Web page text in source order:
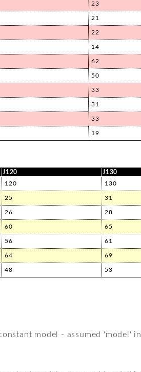
23
21
22
14
62
50
33
31
33
19
J120 J130
120 130
25 31
26 28
60 65
56 61
64 69
48 53
model - assumed 'model' in